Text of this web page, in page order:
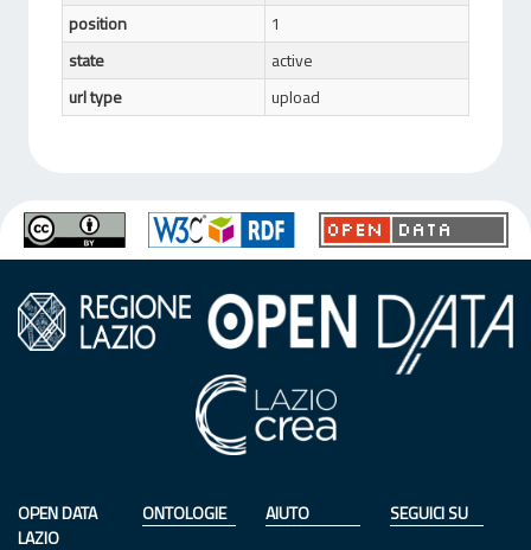
position
1
state
active
url type
upload
OPEN DATA
LAZIO
ONTOLOGIE
AIUTO
SEGUICI SU